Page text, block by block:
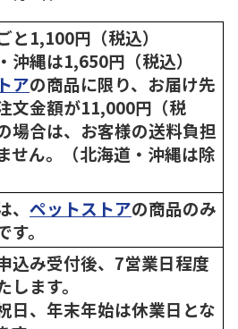
と1,100円（税込）
縄は1,650円（税込）
アの商品に限り、お届け先
文金額が11,000円（税
場合は、お客様の送料負担
せん。（北海道・沖縄は除
ペットストアの商品のみ
。
込み受付後、7営業日程度
します。
日、年末年始は休業日とな